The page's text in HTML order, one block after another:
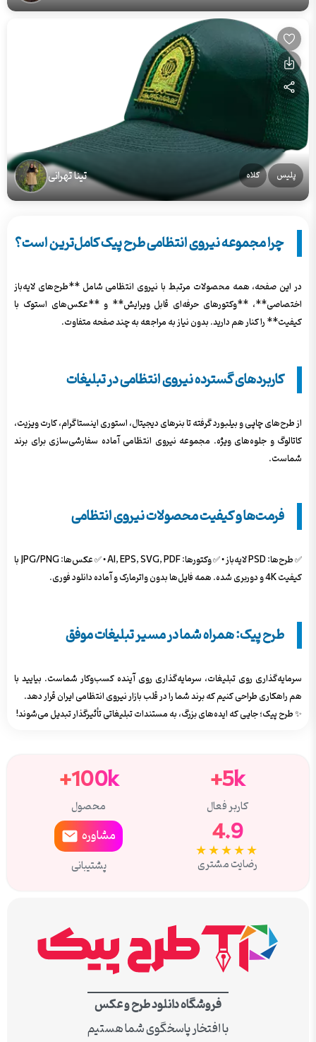
پلیس کلاه تینا تهرانی
چرا مجموعه نیروی انتظامی طرح پیک کامل‌ترین است؟
در این صفحه، همه محصولات مرتبط با نیروی انتظامی شامل **طرح‌های لایه‌باز
اختصاصی**، **وکتورهای حرفه‌ای قابل ویرایش** و **عکس‌های استوک با
کیفیت** را کنار هم دارید. بدون نیاز به مراجعه به چند صفحه متفاوت.
کاربردهای گسترده نیروی انتظامی در تبلیغات
از طرح‌های چاپی و بیلبورد گرفته تا بنرهای دیجیتال، استوری اینستاگرام، کارت ویزیت،
کاتالوگ و جلوه‌های ویژه. مجموعه نیروی انتظامی آماده سفارشی‌سازی برای برند
شماست.
فرمت‌ها و کیفیت محصولات نیروی انتظامی
✅ طرح‌ها: PSD لایه‌باز • ✅ وکتورها: AI, EPS, SVG, PDF • ✅ عکس‌ها: JPG/PNG با
کیفیت 4K و دوربری شده. همه فایل‌ها بدون واترمارک و آماده دانلود فوری.
طرح پیک: همراه شما در مسیر تبلیغات موفق
سرمایه‌گذاری روی تبلیغات، سرمایه‌گذاری روی آینده کسب‌وکار شماست. بیایید با
هم راهکاری طراحی کنیم که برند شما را در قلب بازار نیروی انتظامی ایران قرار دهد.
✨ طرح پیک؛ جایی که ایده‌های بزرگ، به مستندات تبلیغاتی تأثیرگذار تبدیل می‌شوند!
5k+
کاربر فعال
100k+
محصول
4.9
★★★★★
رضایت مشتری
مشاوره
پشتیبانی
فروشگاه دانلود طرح و عکس
با افتخار پاسخگوی شما هستیم